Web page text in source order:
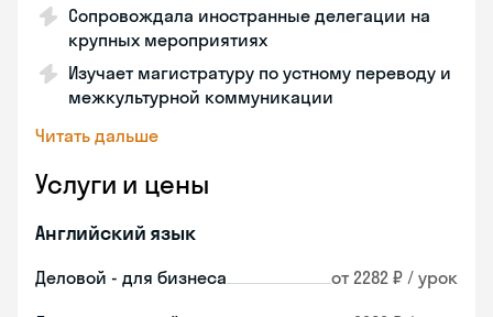
Сопровождала иностранные делегации на
крупных мероприятиях
Изучает магистратуру по устному переводу и
межкультурной коммуникации
Читать дальше
Услуги и цены
Английский язык
Деловой - для бизнеса от 2282 ₽ / урок